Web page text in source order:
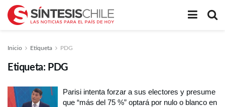
Inicio Etiqueta PDG
Etiqueta: PDG
Parisi intenta forzar a sus electores y presume
que “más del 75 %” optará por nulo o blanco en